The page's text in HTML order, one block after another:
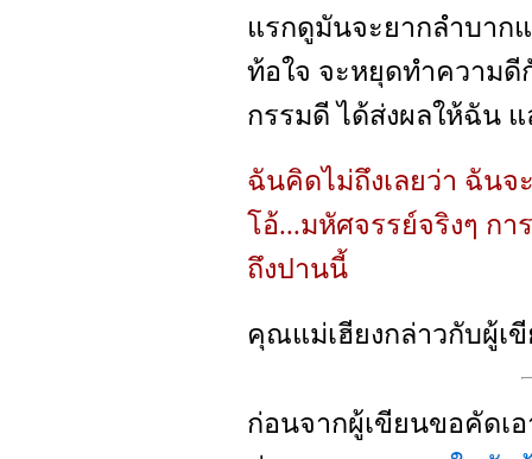
แรกดูมันจะยากลำบาก
ท้อใจ จะหยุดทำความ
กรรมดี ได้ส่งผลให้ฉัน
ฉันคิดไม่ถึงเลยว่า ฉัน
โอ้...มหัศจรรย์จริงๆ ก
ถึงปานนี้
คุณแม่เฮียงกล่าวกับผู้เ
ก่อนจากผู้เขียนขอคัดเ